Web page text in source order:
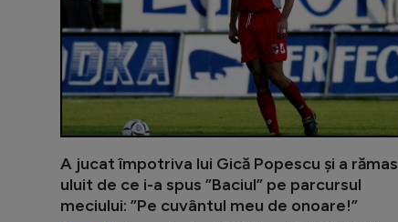
A jucat împotriva lui Gică Popescu și a rămas
uluit de ce i-a spus ”Baciul” pe parcursul
meciului: ”Pe cuvântul meu de onoare!”